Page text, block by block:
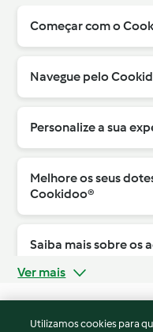
Começar com o
Navegue pelo
Personalize a sua
Melhore os seus
Cookidoo®
Saiba mais sobre os
Ver mais
Utilizamos cookies para